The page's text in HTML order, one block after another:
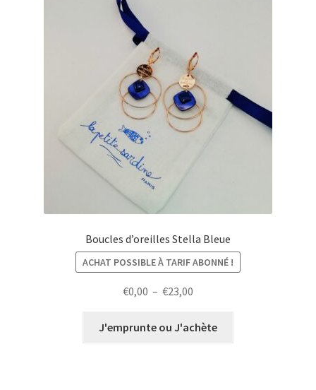
Boucles d’oreilles Stella Bleue
ACHAT POSSIBLE À TARIF ABONNÉ !
€0,00 – €23,00
prix :
J'emprunte ou J'achète